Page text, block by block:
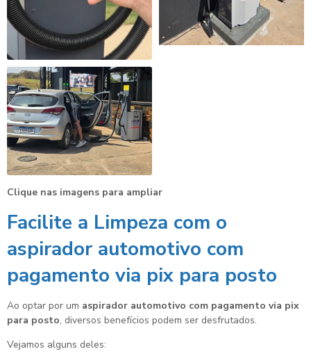
Clique nas imagens para ampliar
Facilite a Limpeza com o
aspirador automotivo com
pagamento via pix para posto
Ao optar por um aspirador automotivo com pagamento via pix
para posto, diversos benefícios podem ser desfrutados.
Vejamos alguns deles: